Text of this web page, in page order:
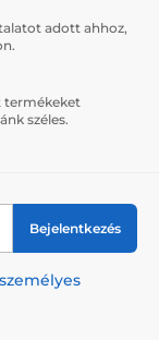
adott ahhoz,
termékeket
széles.
Bejelentkezés
személyes